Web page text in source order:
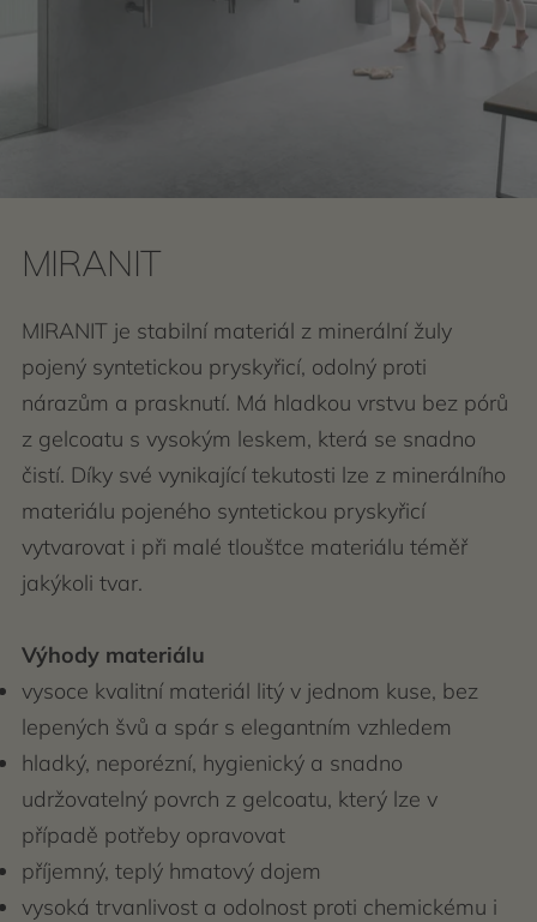
MIRANIT
MIRANIT je stabilní materiál z minerální žuly
pojený syntetickou pryskyřicí, odolný proti
nárazům a prasknutí. Má hladkou vrstvu bez pórů
z gelcoatu s vysokým leskem, která se snadno
čistí. Díky své vynikající tekutosti lze z minerálního
materiálu pojeného syntetickou pryskyřicí
vytvarovat i při malé tloušťce materiálu téměř
jakýkoli tvar.
Výhody materiálu
vysoce kvalitní materiál litý v jednom kuse, bez
lepených švů a spár s elegantním vzhledem
hladký, neporézní, hygienický a snadno
udržovatelný povrch z gelcoatu, který lze v
případě potřeby opravovat
příjemný, teplý hmatový dojem
vysoká trvanlivost a odolnost proti chemickému i